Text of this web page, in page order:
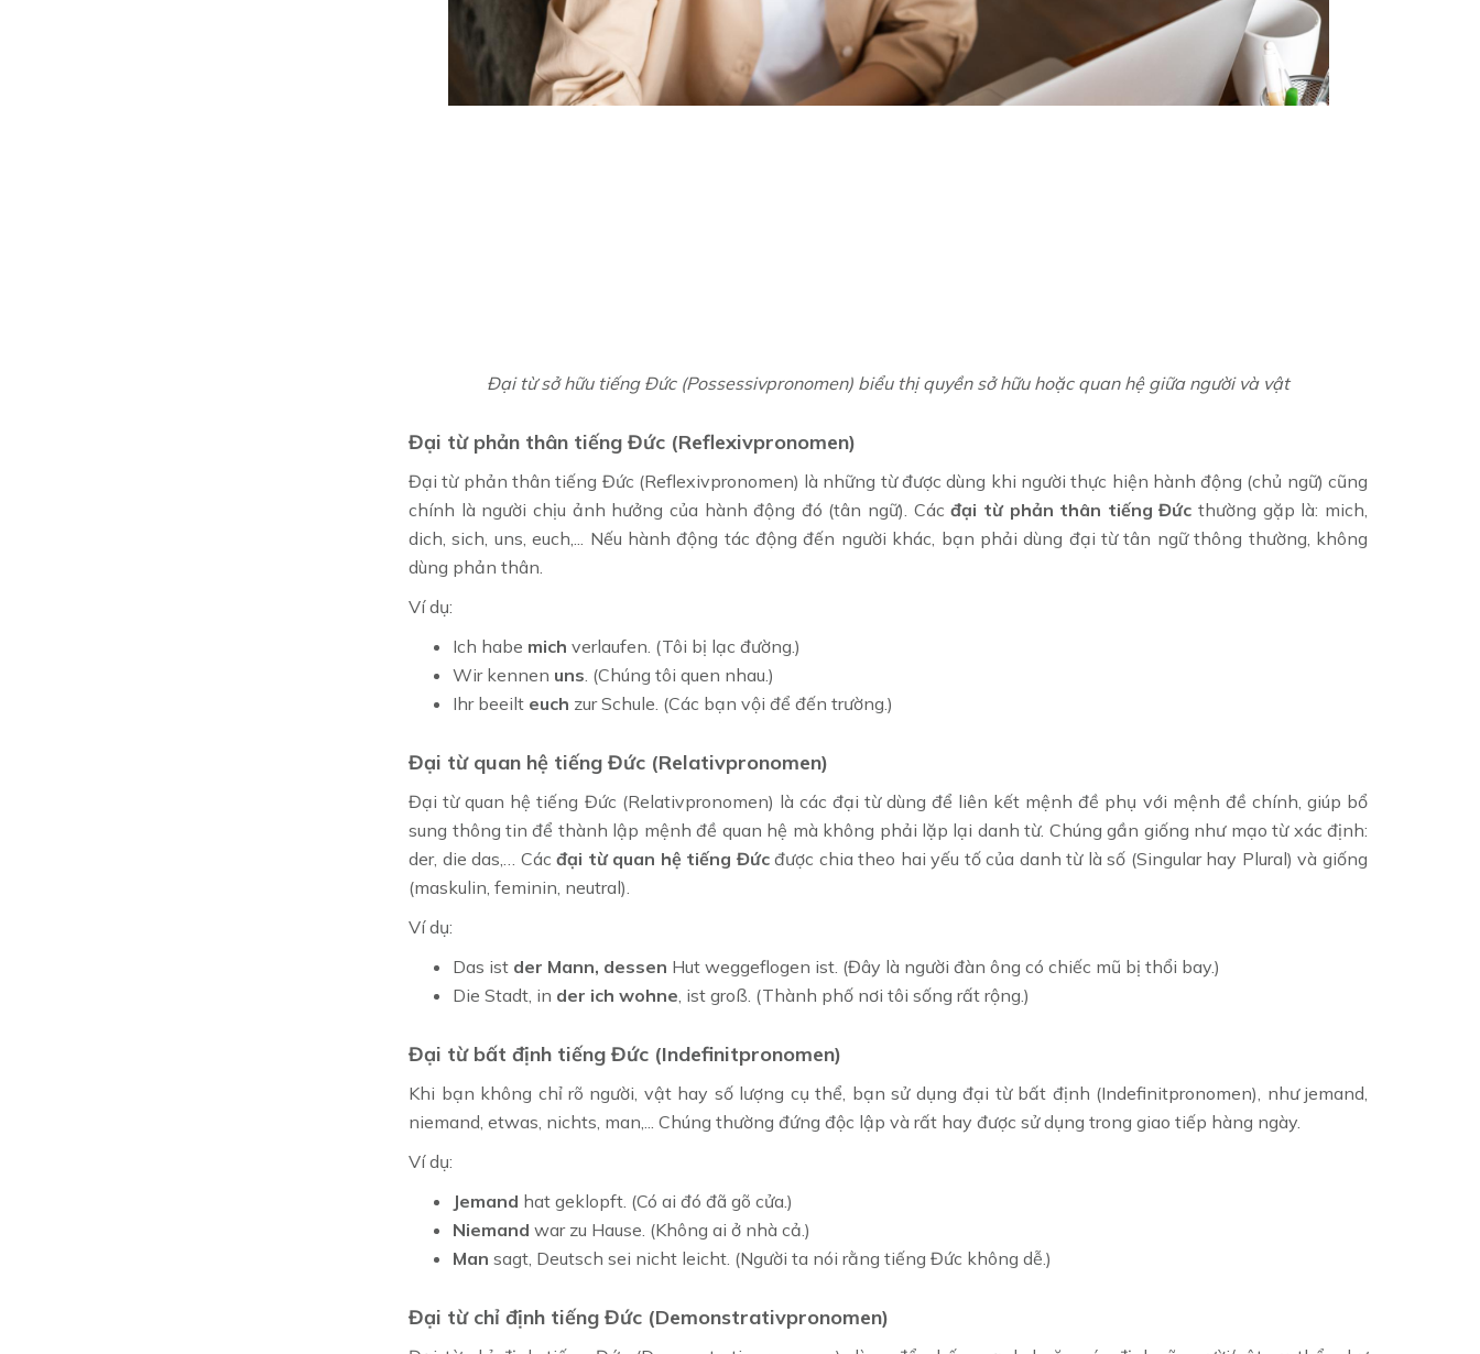
Đại từ sở hữu tiếng Đức (Possessivpronomen) biểu thị quyền sở hữu hoặc quan hệ giữa người và vật
Đại từ phản thân tiếng Đức (Reflexivpronomen)
Đại từ phản thân tiếng Đức (Reflexivpronomen) là những từ được dùng khi người thực hiện hành động (chủ ngữ) cũng
chính là người chịu ảnh hưởng của hành động đó (tân ngữ). Cácđại từ phản thân tiếng Đức thường gặp là: mich,
dich, sich, uns, euch,... Nếu hành động tác động đến người khác, bạn phải dùng đại từ tân ngữ thông thường, không
dùng phản thân.
Ví dụ:
Ich habe michverlaufen. (Tôi bị lạc đường.)
Wir kennen uns. (Chúng tôi quen nhau.)
Ihr beeilt euch zur Schule. (Các bạn vội để đến trường.)
Đại từ quan hệ tiếng Đức (Relativpronomen)
Đại từ quan hệ tiếng Đức (Relativpronomen) là các đại từ dùng để liên kết mệnh đề phụ với mệnh đề chính, giúp bổ
sung thông tin để thành lập mệnh đề quan hệ mà không phải lặp lại danh từ. Chúng gần giống như mạo từ xác định:
der, die das,… Cácđại từ quan hệ tiếng Đứcđược chia theo hai yếu tố của danh từ là số (Singular hay Plural) và giống
(maskulin, feminin, neutral).
Ví dụ:
Das ist der Mann, dessen Hut weggeflogen ist. (Đây là người đàn ông có chiếc mũ bị thổi bay.)
Die Stadt, in der ich wohne, ist groß. (Thành phố nơi tôi sống rất rộng.)
Đại từ bất định tiếng Đức (Indefinitpronomen)
Khi bạn không chỉ rõ người, vật hay số lượng cụ thể, bạn sử dụng đại từ bất định (Indefinitpronomen), như jemand,
niemand, etwas, nichts, man,... Chúng thường đứng độc lập và rất hay được sử dụng trong giao tiếp hàng ngày.
Ví dụ:
Jemand hat geklopft. (Có ai đó đã gõ cửa.)
Niemandwar zu Hause. (Không ai ở nhà cả.)
Mansagt, Deutsch sei nicht leicht. (Người ta nói rằng tiếng Đức không dễ.)
Đại từ chỉ định tiếng Đức (Demonstrativpronomen)